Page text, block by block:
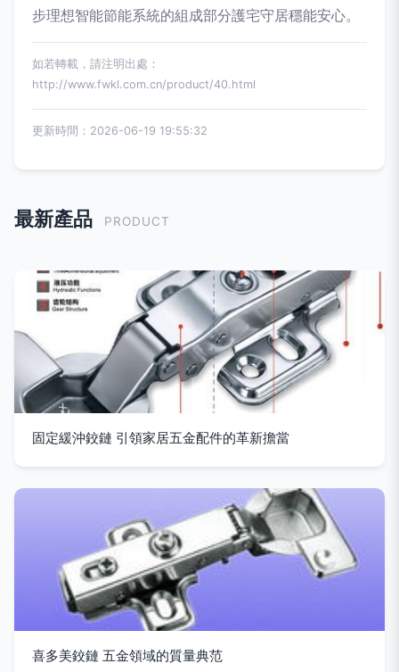
步理想智能節能系統的組成部分護宅守居穩能安心。
如若轉載，請注明出處：
http://www.fwkl.com.cn/product/40.html
更新時間：2026-06-19 19:55:32
最新產品 PRODUCT
固定緩沖鉸鏈 引領家居五金配件的革新擔當
喜多美鉸鏈 五金領域的質量典范